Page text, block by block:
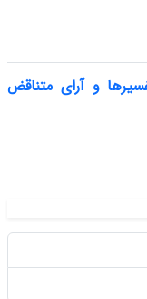
و آرای متناقض